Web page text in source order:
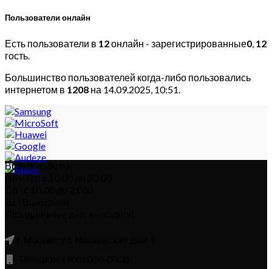
Пользователи онлайн
Есть пользователи в 12онлайн - зарегистрированные0, 12
гость.
Большинство пользователей когда-либо пользовались
интернетом в 1208 на 14.09.2025, 10:51.
Время работы:
Пн – Пт: с 10:00 до 20:00